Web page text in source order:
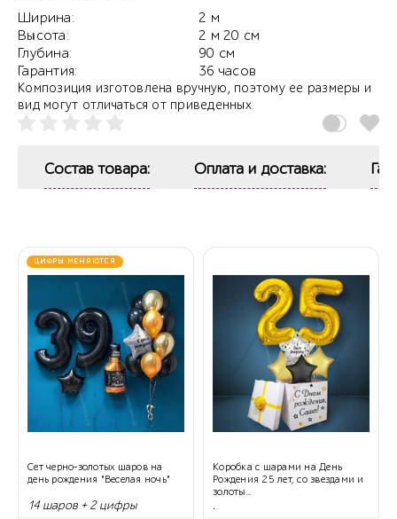
Ширина:
Высота:
Глубина:
Гарантия:
2 м
2 м 20 см
90 см
36 часов
Композиция изготовлена вручную, поэтому ее размеры и
вид могут отличаться от приведенных.
Состав товара: Оплата и доставка:
ЦИФРЫ МЕНЯЮТСЯ
Сет черно-золотых шаров на
день рождения "Веселая ночь"
14 шаров + 2 цифры
Коробка с шарами на День
Рождения 25 лет, со звездами и
золоты...
.